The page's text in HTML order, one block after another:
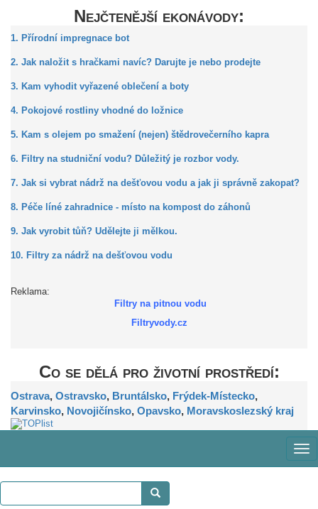
Nejčtenější ekonávody:
1. Přírodní impregnace bot
2. Jak naložit s hračkami navíc? Darujte je nebo prodejte
3. Kam vyhodit vyřazené oblečení a boty
4. Pokojové rostliny vhodné do ložnice
5. Kam s olejem po smažení (nejen) štědrovečerního kapra
6. Filtry na studniční vodu? Důležitý je rozbor vody.
7. Jak si vybrat nádrž na dešťovou vodu a jak ji správně zakopat?
8. Péče líné zahradnice - místo na kompost do záhonů
9. Jak vyrobit tůň? Udělejte ji mělkou.
10. Filtry za nádrž na dešťovou vodu
Reklama:
Filtry na pitnou vodu
Filtryvody.cz
Co se dělá pro životní prostředí:
Ostrava, Ostravsko, Bruntálsko, Frýdek-Místecko,
Karvinsko, Novojičínsko, Opavsko, Moravskoslezský kraj